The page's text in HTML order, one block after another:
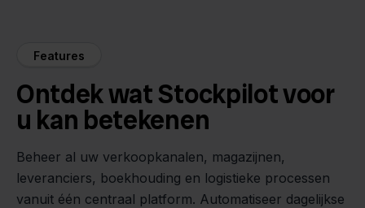
Features
Ontdek wat Stockpilot voor
u kan betekenen
Beheer al uw verkoopkanalen, magazijnen,
leveranciers, boekhouding en logistieke processen
vanuit één centraal platform. Automatiseer dagelijkse